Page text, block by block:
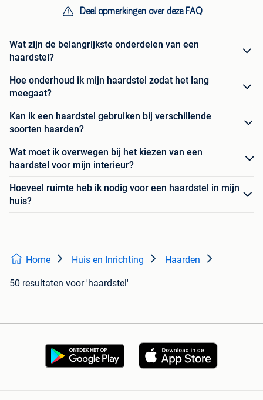
Deel opmerkingen over deze FAQ
Wat zijn de belangrijkste onderdelen van een
haardstel?
Hoe onderhoud ik mijn haardstel zodat het lang
meegaat?
Kan ik een haardstel gebruiken bij verschillende
soorten haarden?
Wat moet ik overwegen bij het kiezen van een
haardstel voor mijn interieur?
Hoeveel ruimte heb ik nodig voor een haardstel in mijn
huis?
Home Huis en Inrichting Haarden
50 resultaten voor 'haardstel'